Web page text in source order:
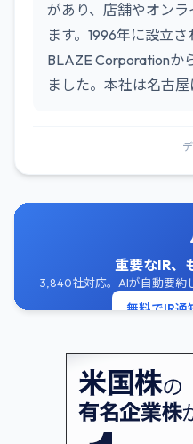
があり、店舗やオン
ます。1996年に設立
BLAZE Corporationか
ました。本社は名古屋
重要なIR、
3,840社対応。AIが自動要約
無料でIR通